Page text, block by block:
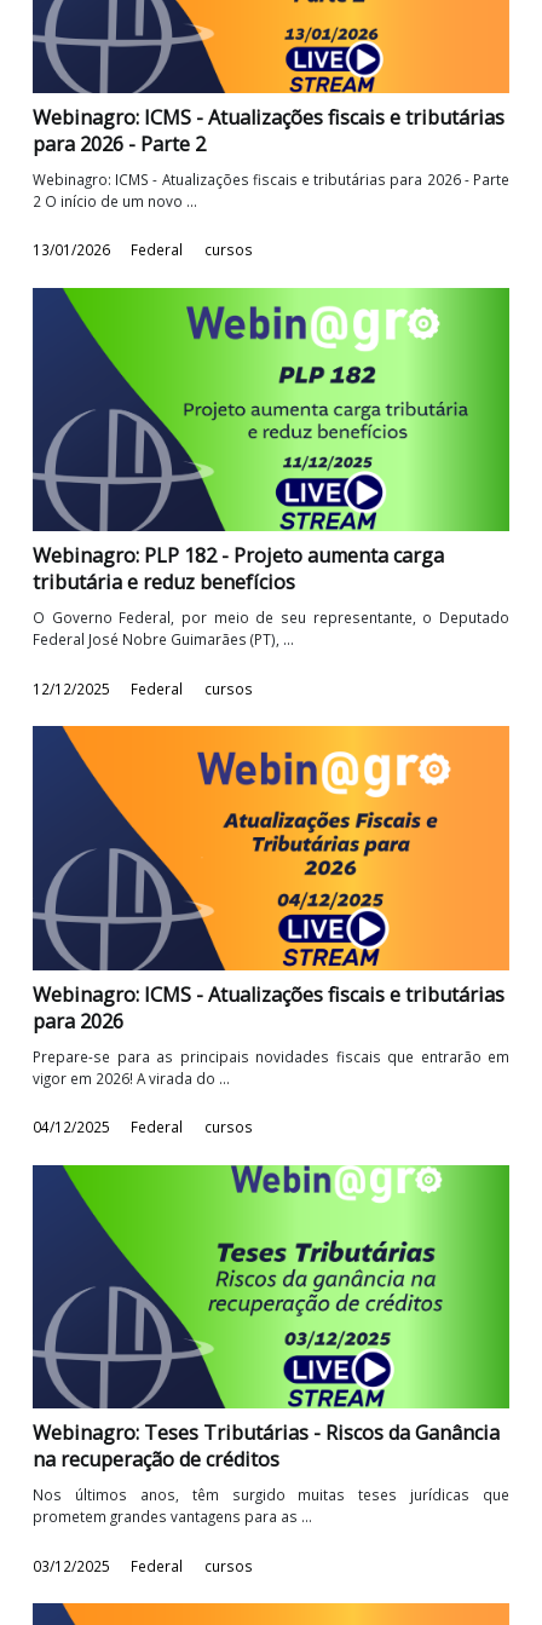
Webinagro: Controvérsias Legais da LC 224 na
Redução dos Incentivos Tributários Federais
Webinagro: Controvérsias Legais da LC 224 na Redução
Webinagro: ICMS - Atualizações fiscais e
para 2026 - Parte 2
Webinagro: ICMS - Atualizações fiscais e tributárias para 2026 -
13/01/2026 Federal cursos
tributária e reduz benefícios
O Governo Federal, por meio de seu representante, o
Federal José Nobre Guimarães (PT), ...
12/12/2025 cursos
para 2026